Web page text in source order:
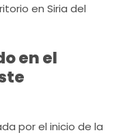
en Siria del
en el
por el inicio de la